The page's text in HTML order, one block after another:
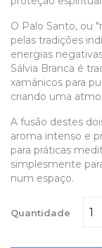
O Palo Santo, ou
pelas tradições
energias
Sálvia Branca é
xamânicos para
criando uma
A fusão destes
aroma intenso e
para práticas
simplesmente
num espaço.
Quantidade